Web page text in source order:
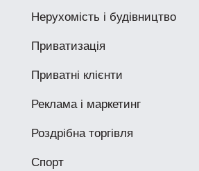
Нерухомість і будівництво
Приватизація
Приватні клієнти
Реклама і маркетинг
Роздрібна торгівля
Спорт